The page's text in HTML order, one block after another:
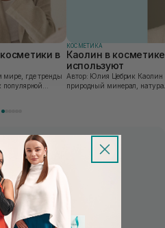
в
популярной
КОСМЕТИКА
Каолин в
используют
Автор: Юлия Цебрик Каолин в косметологии – это
природный минерал,
от 3000 UAH
оплаты
косметика